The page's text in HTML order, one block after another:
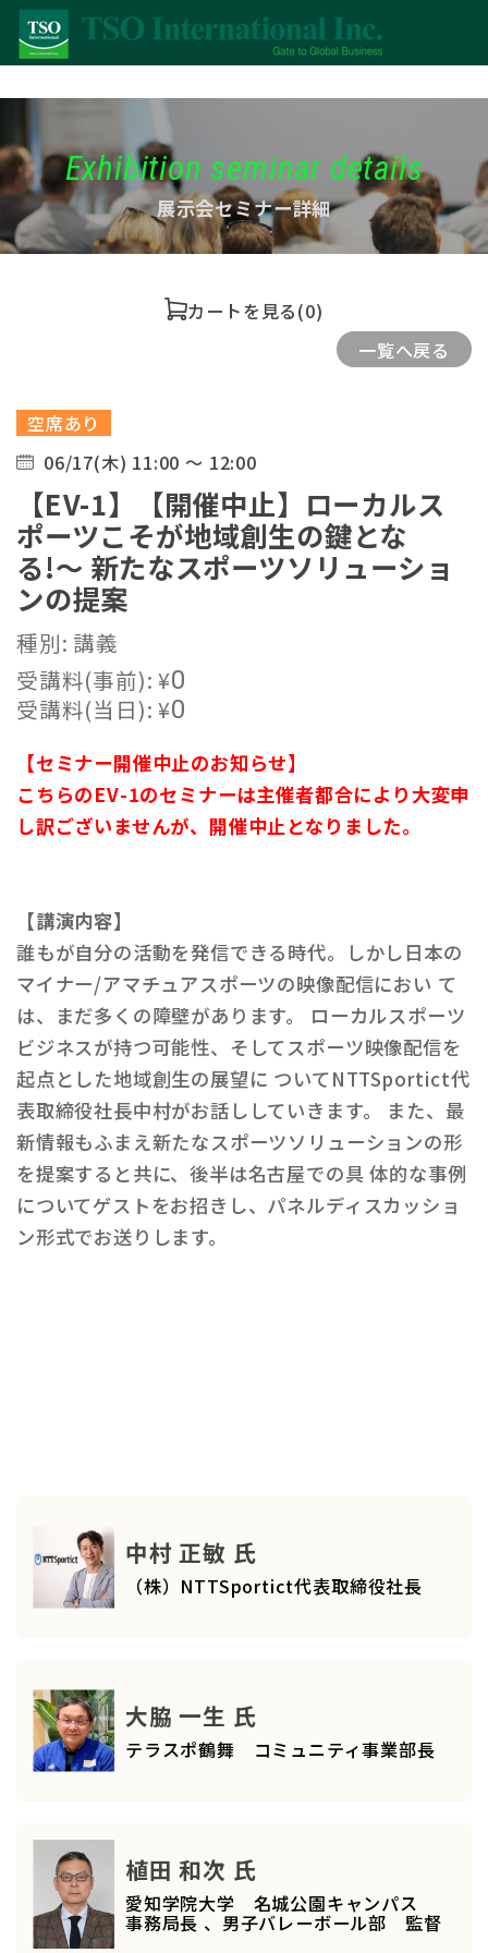
Exhibition seminar details
展示会セミナー詳細
カートを見る(0)
一覧へ戻る
空席あり
06/17(木) 11:00 ～ 12:00
【EV-1】【開催中止】ローカルス
ポーツこそが地域創生の鍵とな
る!〜 新たなスポーツソリューショ
ンの提案
種別: 講義
受講料(事前):¥0
受講料(当日):¥0
【セミナー開催中止のお知らせ】
こちらのEV-1のセミナーは主催者都合により大変申
し訳ございませんが、開催中止となりました。
【講演内容】
誰もが自分の活動を発信できる時代。しかし日本の
マイナー/アマチュアスポーツの映像配信におい て
は、まだ多くの障壁があります。 ローカルスポーツ
ビジネスが持つ可能性、そしてスポーツ映像配信を
起点とした地域創生の展望に ついてNTTSportict代
表取締役社長中村がお話ししていきます。 また、最
新情報もふまえ新たなスポーツソリューションの形
を提案すると共に、後半は名古屋での具 体的な事例
についてゲストをお招きし、パネルディスカッショ
ン形式でお送りします。
中村 正敏 氏
（株）NTTSportict代表取締役社長
大脇 一生 氏
テラスポ鶴舞 コミュニティ事業部長
植田 和次 氏
愛知学院大学 名城公園キャンパス
事務局長 、男子バレーボール部 監督